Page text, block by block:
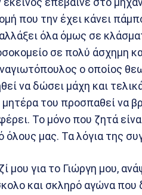
που την έχει κάνει
όλα όμως σε
σε πολύ άσχημη
ο οποίος
να δώσει μάχη και
του προσπαθεί να
Το μόνο που ζητά
μας. Τα λόγια της
μου για το Γιώργη μου,
και σκληρό αγώνα που